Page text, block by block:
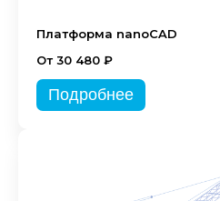
Платформа nanoCAD
От 30 480 ₽
Подробнее